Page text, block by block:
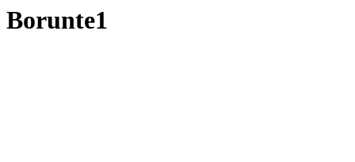
Borunte1